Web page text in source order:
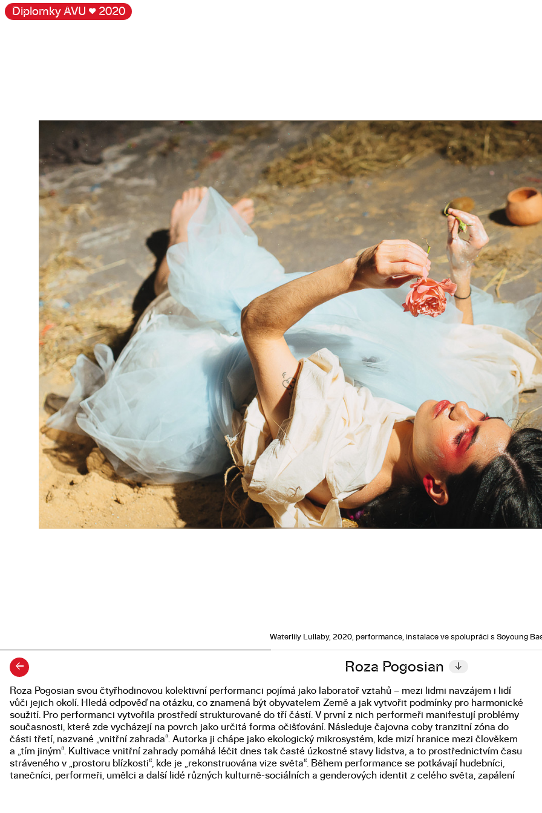
Diplomky AVU ♥ 2020
Roza Pogosian ↓
←
Waterlily Lullaby, 2020, performance, instalace ve spolupráci s Soyoung
Popis diplomové práce
Roza Pogosian svou čtyřhodinovou kolektivní performanci pojímá jako laboratoř vztahů – mezi lidmi navzájem i lidí
vůči jejich okolí. Hledá odpověď na otázku, co znamená být obyvatelem Země a jak vytvořit podmínky pro harmonické
soužití. Pro performanci vytvořila prostředí strukturované do tří částí. V první z nich performeři manifestují problémy
současnosti, které zde vycházejí na povrch jako určitá forma očišťování. Následuje čajovna coby tranzitní zóna do
části třetí, nazvané „vnitřní zahrada“. Autorka ji chápe jako ekologický mikrosystém, kde mizí hranice mezi člověkem
a „tím jiným“. Kultivace vnitřní zahrady pomáhá léčit dnes tak časté úzkostné stavy lidstva, a to prostřednictvím času
stráveného v „prostoru blízkosti“, kde je „rekonstruována vize světa“. Během performance se potkávají hudebníci,
tanečníci, performeři, umělci a další lidé různých kulturně-sociálních a genderových identit z celého světa, zapálení